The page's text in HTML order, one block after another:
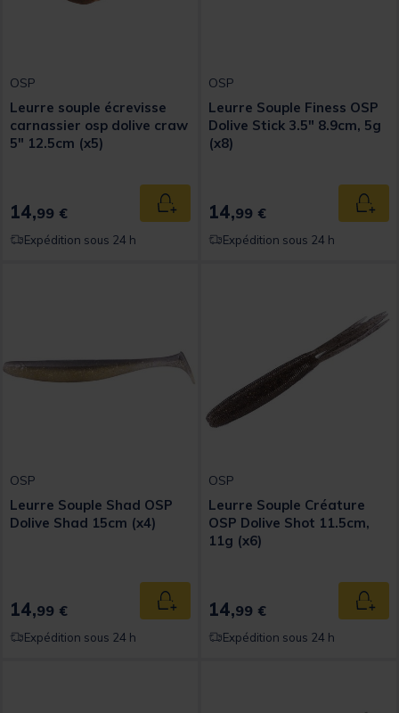
OSP
Leurre souple écrevisse
carnassier osp dolive craw
5" 12.5cm (x5)
14,99 € Ajouter au panier
Expédition sous 24 h
OSP
Leurre Souple Finess OSP
Dolive Stick 3.5" 8.9cm, 5g
(x8)
14,99 €
Expédition sous 24 h
OSP
Leurre Souple Shad OSP
Dolive Shad 15cm (x4)
14,99 € Ajouter au panier
Expédition sous 24 h
OSP
Leurre Souple Créature
OSP Dolive Shot 11.5cm,
11g (x6)
14,99 €
Expédition sous 24 h